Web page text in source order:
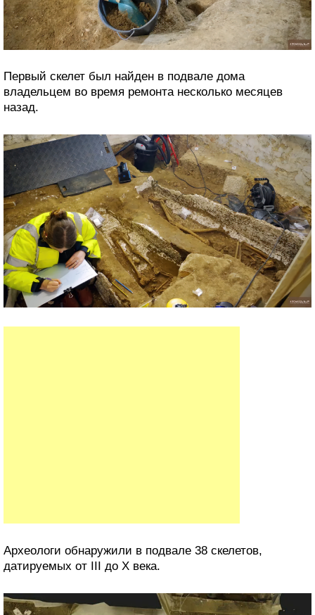
Первый скелет был найден в подвале дома
владельцем во время ремонта несколько месяцев
назад.
Археологи обнаружили в подвале 38 скелетов,
датируемых от III до X века.